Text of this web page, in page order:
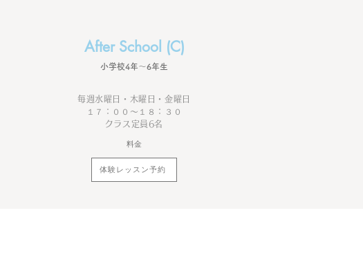
After School (C)
​小学校4年〜6年生
毎週水曜日・木曜日・金曜日
１７：００〜１８：３０
クラス定員6名
料金
体験レッスン予約